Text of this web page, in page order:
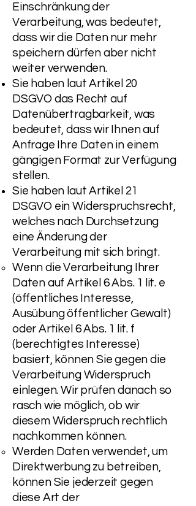
Einschränkung der
Verarbeitung, was bedeutet,
dass wir die Daten nur mehr
speichern dürfen aber nicht
weiter verwenden.
Sie haben laut Artikel 20
DSGVO das Recht auf
Datenübertragbarkeit, was
bedeutet, dass wir Ihnen auf
Anfrage Ihre Daten in einem
gängigen Format zur Verfügung
stellen.
Sie haben laut Artikel 21
DSGVO ein Widerspruchsrecht,
welches nach Durchsetzung
eine Änderung der
Verarbeitung mit sich bringt.
Wenn die Verarbeitung Ihrer
Daten auf Artikel 6 Abs. 1 lit. e
(öffentliches Interesse,
Ausübung öffentlicher Gewalt)
oder Artikel 6 Abs. 1 lit. f
(berechtigtes Interesse)
basiert, können Sie gegen die
Verarbeitung Widerspruch
einlegen. Wir prüfen danach so
rasch wie möglich, ob wir
diesem Widerspruch rechtlich
nachkommen können.
Werden Daten verwendet, um
Direktwerbung zu betreiben,
können Sie jederzeit gegen
diese Art der